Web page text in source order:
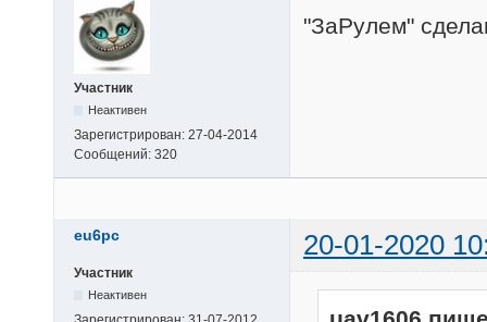
Участник
Неактивен
Зарегистрирован: 27-04-2014
Сообщений: 320
"ЗаРулем"
eu6pc 20-01-2020
Участник
Неактивен